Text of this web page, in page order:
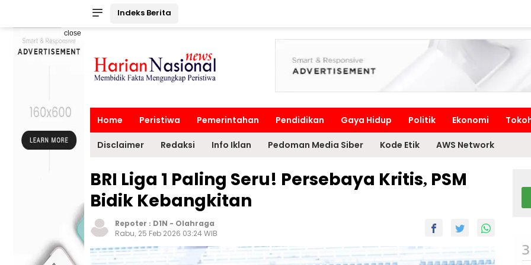
Indeks Berita
close
Home Peristiwa Pemerintahan Pendidikan Gaya Hidup Politik Ekonomi
Disclaimer Redaksi Info Iklan Pedoman Media Siber Kode Etik AWS Network
BRI Liga 1 Paling Seru! Persebaya Kritis, PSM
Bidik Kebangkitan
Repoter : D1N - Olahraga
Rabu, 25 Feb 2026 03:24 WIB